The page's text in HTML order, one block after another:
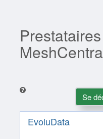
Se
EvoluData